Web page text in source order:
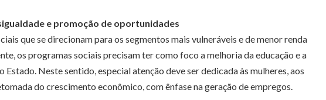
e promoção de oportunidades
que se direcionam para os segmentos mais vulneráveis e de menor renda
os programas sociais precisam ter como foco a melhoria da educação e a
Neste sentido, especial atenção deve ser dedicada às mulheres, aos
do crescimento econômico, com ênfase na geração de empregos.